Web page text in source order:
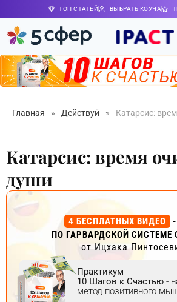
ТОП СТАТЕЙ ВЫБРАТЬ КОУЧА
Главная » Действуй » Катарсис:
Катарсис: время
души
4 БЕСПЛАТНЫХ ВИДЕО
ПО ГАРВАРДСКОЙ СИСТЕМЕ
от Ицхака
Практикум
10 Шагов к Счастью -
метод позитивного